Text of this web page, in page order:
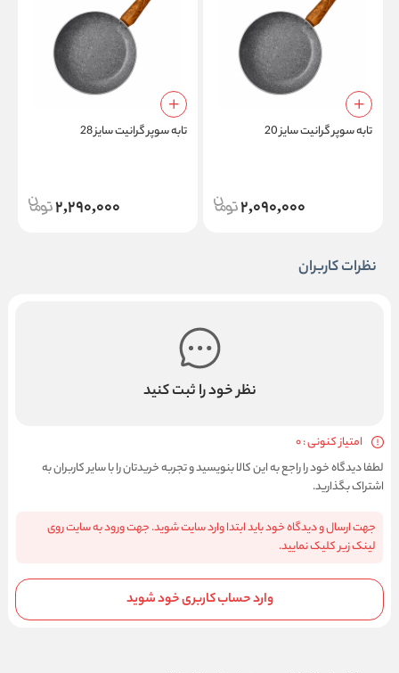
تابه سوپر گرانیت سایز 20
2,090,000
تابه سوپر گرانیت سایز 28
2,290,000
نظرات کاربران
نظر خود را ثبت کنید
امتیاز کنونی : 0
لطفا دیدگاه خود را راجع به این کالا بنویسید و تجربه خریدتان را با سایر کاربران به
اشتراک بگذارید.
جهت ارسال و دیدگاه خود باید ابتدا وارد سایت شوید. جهت ورود به سایت روی
لینک زیر کلیک نمایید.
وارد حساب کاربری خود شوید